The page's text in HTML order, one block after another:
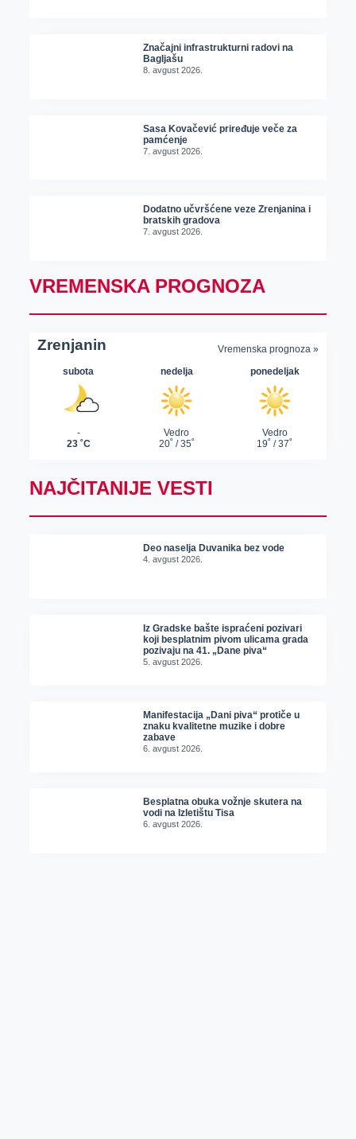
Značajni infrastrukturni radovi na
Bagljašu
8. avgust 2026.
Sasa Kovačević priređuje veče za
pamćenje
7. avgust 2026.
Dodatno učvršćene veze Zrenjanina i
bratskih gradova
7. avgust 2026.
VREMENSKA PROGNOZA
NAJČITANIJE VESTI
Deo naselja Duvanika bez vode
4. avgust 2026.
Iz Gradske bašte ispraćeni pozivari
koji besplatnim pivom ulicama grada
pozivaju na 41. „Dane piva“
5. avgust 2026.
Manifestacija „Dani piva“ protiče u
znaku kvalitetne muzike i dobre
zabave
6. avgust 2026.
Besplatna obuka vožnje skutera na
vodi na Izletištu Tisa
6. avgust 2026.